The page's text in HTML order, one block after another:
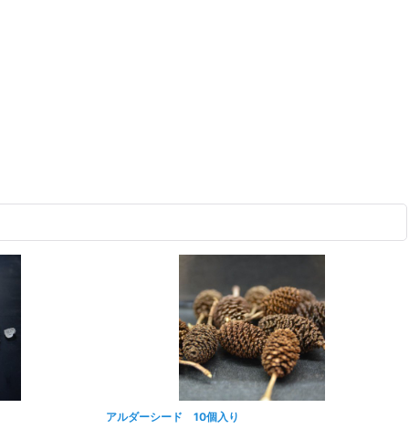
アルダーシード 10個入り